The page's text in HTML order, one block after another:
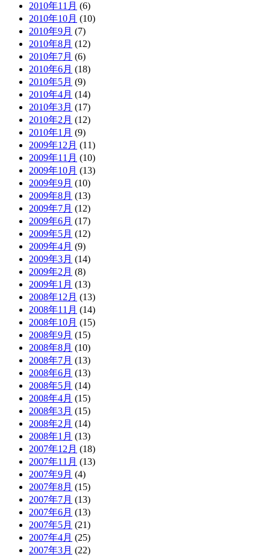
2010年11月 (6)
2010年10月 (10)
2010年9月 (7)
2010年8月 (12)
2010年7月 (6)
2010年6月 (18)
2010年5月 (9)
2010年4月 (14)
2010年3月 (17)
2010年2月 (12)
2010年1月 (9)
2009年12月 (11)
2009年11月 (10)
2009年10月 (13)
2009年9月 (10)
2009年8月 (13)
2009年7月 (12)
2009年6月 (17)
2009年5月 (12)
2009年4月 (9)
2009年3月 (14)
2009年2月 (8)
2009年1月 (13)
2008年12月 (13)
2008年11月 (14)
2008年10月 (15)
2008年9月 (15)
2008年8月 (10)
2008年7月 (13)
2008年6月 (13)
2008年5月 (14)
2008年4月 (15)
2008年3月 (15)
2008年2月 (14)
2008年1月 (13)
2007年12月 (18)
2007年11月 (13)
2007年9月 (4)
2007年8月 (15)
2007年7月 (13)
2007年6月 (13)
2007年5月 (21)
2007年4月 (25)
2007年3月 (22)